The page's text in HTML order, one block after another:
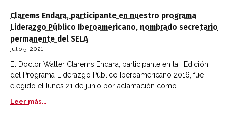
Clarems Endara, participante en nuestro programa
Liderazgo Público Iberoamericano, nombrado secretario
permanente del SELA
julio 5, 2021
El Doctor Walter Clarems Endara, participante en la I Edición
del Programa Liderazgo Público Iberoamericano 2016, fue
elegido el lunes 21 de junio por aclamación como
Leer más...